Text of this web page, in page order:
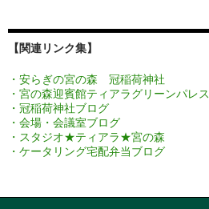
【関連リンク集】
・安らぎの宮の森 冠稲荷神社
・宮の森迎賓館ティアラグリーンパレス
・冠稲荷神社ブログ
・会場・会議室ブログ
・スタジオ★ティアラ★宮の森
・ケータリング宅配弁当ブログ